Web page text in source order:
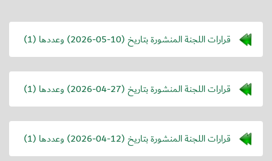
قرارات اللجنة المنشورة بتاريخ (2026-05-10) وعددها (1)
قرارات اللجنة المنشورة بتاريخ (2026-04-27) وعددها (1)
قرارات اللجنة المنشورة بتاريخ (2026-04-12) وعددها (1)